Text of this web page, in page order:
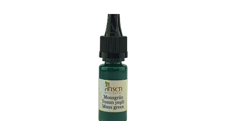
Bildergalerie überspringen